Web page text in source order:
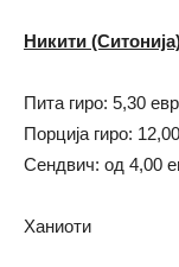
Никити
Пита гиро: 5,30
Порција гиро:
Сендвич: од 4,00
Ханиоти